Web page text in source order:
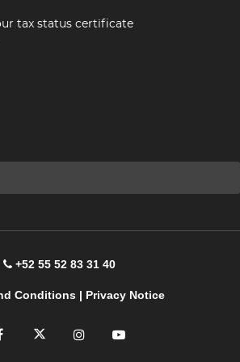
tax status certificate
+52 55 52 83 31 40
Conditions| Privacy Notice